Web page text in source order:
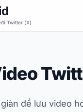
Twitter (X)
để lưu video